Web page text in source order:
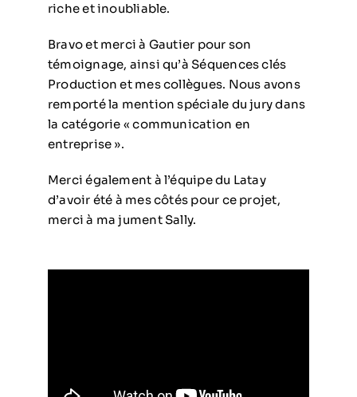
riche et inoubliable.
Bravo et merci à Gautier pour son
témoignage, ainsi qu’à Séquences clés
Production et mes collègues. Nous avons
remporté la mention spéciale du jury dans
la catégorie « communication en
entreprise ».
Merci également à l’équipe du Latay
d’avoir été à mes côtés pour ce projet,
merci à ma jument Sally.